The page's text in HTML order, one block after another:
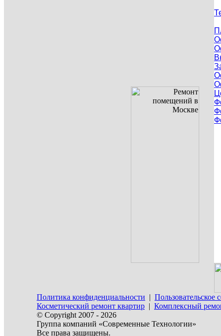
Политика конфиденциальности | Пользовательское
Косметический ремонт квартир | Комплексный
© Copyright 2007 - 2026
Группа компаний «Современные Технологии»
Все права защищены.